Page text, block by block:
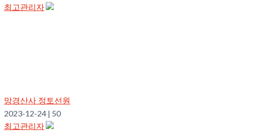
최고관리자
망경산사 정토선원
2023-12-24 | 50
최고관리자